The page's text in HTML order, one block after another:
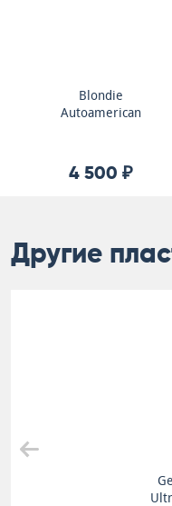
Blondie
Autoamerican
4 500 ₽
Другие